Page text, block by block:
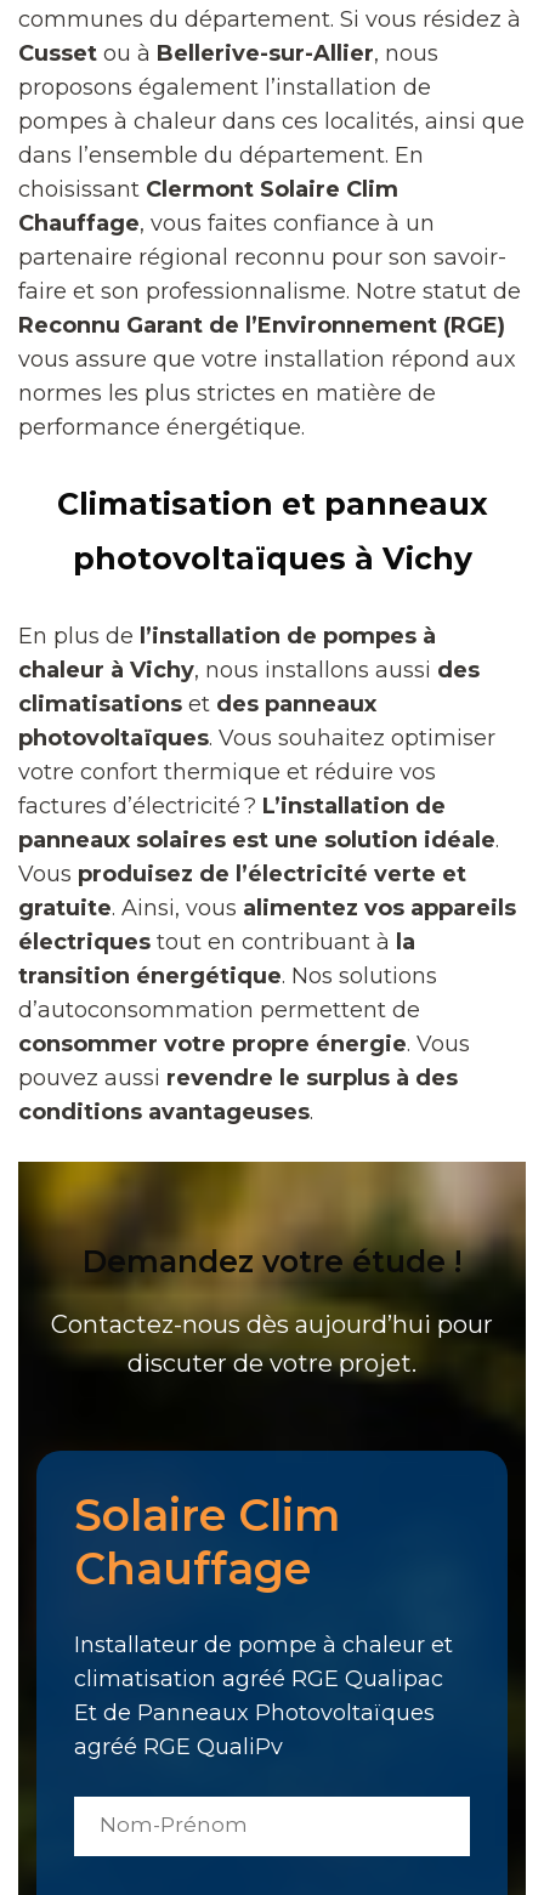
communes du département. Si vous résidez à
Cusset ou à Bellerive-sur-Allier, nous
proposons également l’installation de
pompes à chaleur dans ces localités, ainsi que
dans l’ensemble du département. En
choisissant Clermont Solaire Clim
Chauffage, vous faites confiance à un
partenaire régional reconnu pour son savoir-
faire et son professionnalisme. Notre statut de
Reconnu Garant de l’Environnement (RGE)
vous assure que votre installation répond aux
normes les plus strictes en matière de
performance énergétique.
Climatisation et panneaux
photovoltaïques à Vichy
En plus de l’installation de pompes à
chaleur à Vichy, nous installons aussi des
climatisations et des panneaux
photovoltaïques. Vous souhaitez optimiser
votre confort thermique et réduire vos
factures d’électricité ? L’installation de
panneaux solaires est une solution idéale.
Vous produisez de l’électricité verte et
gratuite. Ainsi, vous alimentez vos appareils
électriques tout en contribuant à la
transition énergétique. Nos solutions
d’autoconsommation permettent de
consommer votre propre énergie. Vous
pouvez aussi revendre le surplus à des
conditions avantageuses.
Demandez votre étude !
Contactez-nous dès aujourd’hui pour
discuter de votre projet.
Solaire Clim
Chauffage
Installateur de pompe à chaleur et
climatisation agréé RGE Qualipac
Et de Panneaux Photovoltaïques
agréé RGE QualiPv